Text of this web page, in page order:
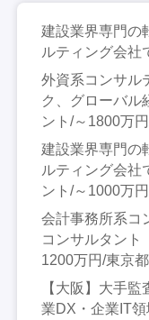
建設業界専門の
ルティング会社
外資系コンサル
ク、グローバル
ント/～1800万
建設業界専門の
ルティング会社
ント/～1000万
会計事務所系コ
コンサルタント
1200万円/東京都
【大阪】大手
業DX・企業IT